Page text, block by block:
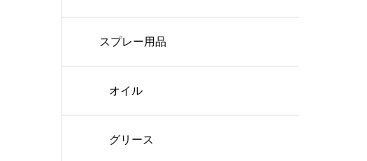
スプレー用品
オイル
グリース